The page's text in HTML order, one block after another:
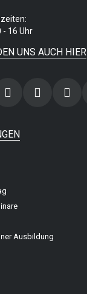
- 16 Uhr
UNS AUCH HIER
Ausbildung